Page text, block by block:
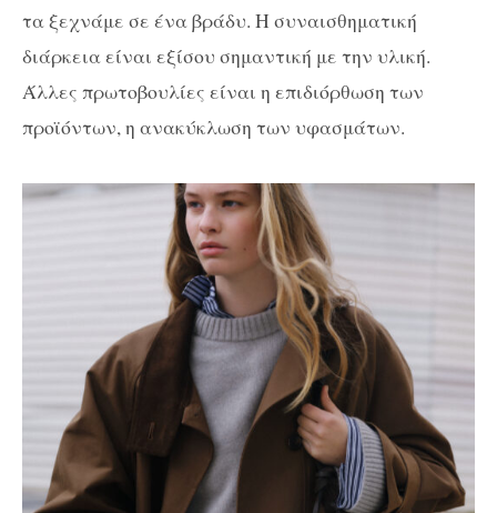
τα ξεχνάμε σε ένα βράδυ. Η συναισθηματική
διάρκεια είναι εξίσου σημαντική με την υλική.
Άλλες πρωτοβουλίες είναι η επιδιόρθωση των
προϊόντων, η ανακύκλωση των υφασμάτων.